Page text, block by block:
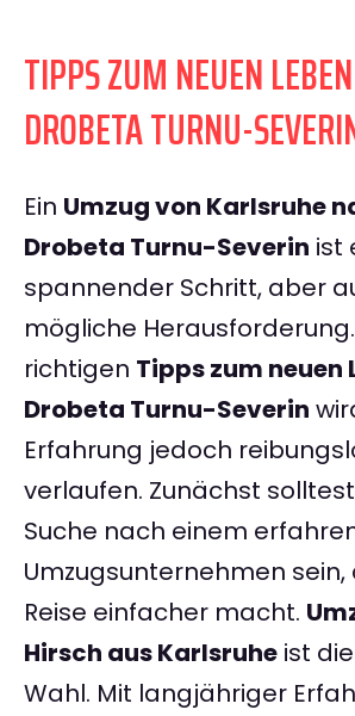
TIPPS ZUM NEUEN
DROBETA TURNU-
Ein Umzug von Karlsruhe
Drobeta Turnu-Severin ist
spannender Schritt, aber
mögliche
richtigen Tipps zum neuen
Drobeta Turnu-Severin
Erfahrung jedoch
verlaufen. Zunächst
Suche nach einem
Umzugsunternehmen sein,
Reise einfacher macht.
Hirsch aus Karlsruhe ist
Wahl. Mit langjähriger